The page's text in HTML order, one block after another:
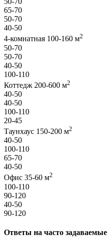
65-70
50-70
40-50
4-комнатная 100-160 м2
50-70
50-70
40-50
100-110
Коттедж 200-600 м2
40-50
40-50
100-110
20-45
Таунхаус 150-200 м2
40-50
100-110
65-70
40-50
Офис 35-60 м2
100-110
90-120
40-50
90-120
Ответы на часто